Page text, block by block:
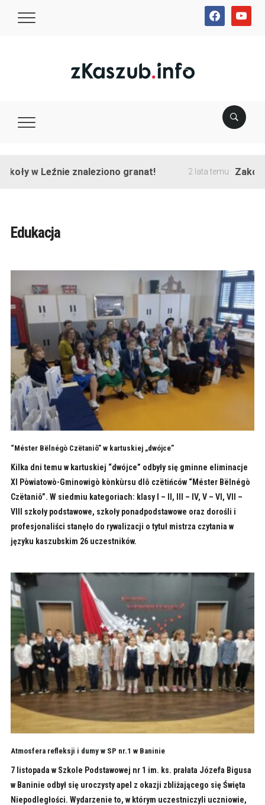
facebookyoutube
w Leźnie znaleziono granat! 2 lata temu
Edukacja
“Méster Bëlnégò Czëtaniô” w kartuskiej „dwójce”
Kilka dni temu w kartuskiej “dwójce” odbyły się gminne eliminacje
XI Pòwiatowò-Gminowigò kònkùrsu dlô czëtińców “Méster Bëlnégò
Czëtaniô”. W siedmiu kategoriach: klasy I – II, III – IV, V – VI, VII –
VIII szkoły podstawowe, szkoły ponadpodstawowe oraz dorośli i
profesjonaliści stanęło do rywalizacji o tytuł mistrza czytania w
języku kaszubskim 26 uczestników.
Atmosfera refleksji i dumy w SP nr.1 w Baninie
7 listopada w Szkole Podstawowej nr 1 im. ks. prałata Józefa Bigusa
w Baninie odbył się uroczysty apel z okazji zbliżającego się Święta
Niepodległości. Wydarzenie to, w którym uczestniczyli uczniowie,